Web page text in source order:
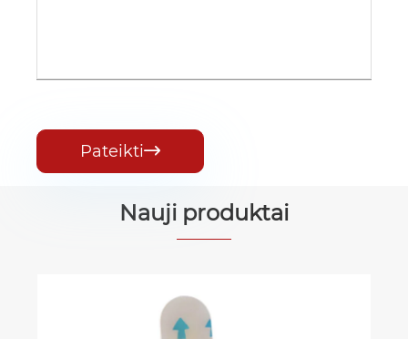
Pateikti
Nauji produktai
Hidrokoloidinis tvarsčio ritinys su